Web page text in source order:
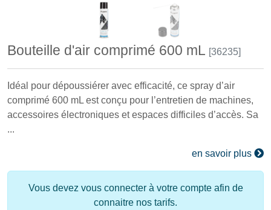
Bouteille d'air comprimé 600 mL [36235]
Idéal pour dépoussiérer avec efficacité, ce spray d’air
comprimé 600 mL est conçu pour l’entretien de machines,
accessoires électroniques et espaces difficiles d’accès. Sa
...
en savoir plus
Vous devez vous connecter à votre compte afin de
connaitre nos tarifs.